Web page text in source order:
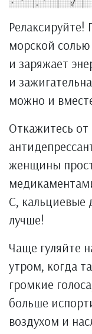
Релаксируйте!
морской солью
и заряжает
и
можно и
Откажитесь
женщины
С, кальциевые
лучше!
Чаще гуляйте
утром, когда
громкие
больше
воздухом и